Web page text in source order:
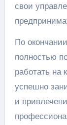
свои
По
полностью
работать на
успешно
и